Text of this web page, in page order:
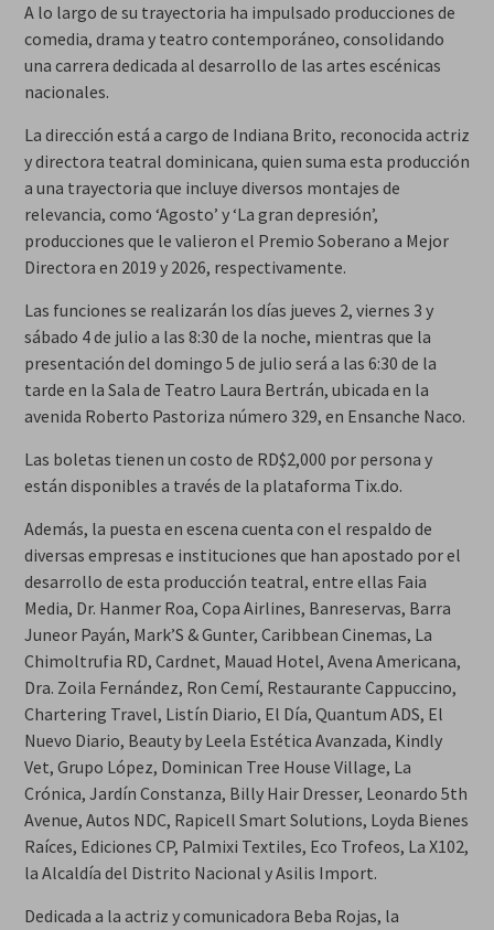
A lo largo de su trayectoria ha impulsado producciones de
comedia, drama y teatro contemporáneo, consolidando
una carrera dedicada al desarrollo de las artes escénicas
nacionales.
La dirección está a cargo de Indiana Brito, reconocida actriz
y directora teatral dominicana, quien suma esta producción
a una trayectoria que incluye diversos montajes de
relevancia, como ‘Agosto’ y ‘La gran depresión’,
producciones que le valieron el Premio Soberano a Mejor
Directora en 2019 y 2026, respectivamente.
Las funciones se realizarán los días jueves 2, viernes 3 y
sábado 4 de julio a las 8:30 de la noche, mientras que la
presentación del domingo 5 de julio será a las 6:30 de la
tarde en la Sala de Teatro Laura Bertrán, ubicada en la
avenida Roberto Pastoriza número 329, en Ensanche Naco.
Las boletas tienen un costo de RD$2,000 por persona y
están disponibles a través de la plataforma Tix.do.
Además, la puesta en escena cuenta con el respaldo de
diversas empresas e instituciones que han apostado por el
desarrollo de esta producción teatral, entre ellas Faia
Media, Dr. Hanmer Roa, Copa Airlines, Banreservas, Barra
Juneor Payán, Mark’S & Gunter, Caribbean Cinemas, La
Chimoltrufia RD, Cardnet, Mauad Hotel, Avena Americana,
Dra. Zoila Fernández, Ron Cemí, Restaurante Cappuccino,
Chartering Travel, Listín Diario, El Día, Quantum ADS, El
Nuevo Diario, Beauty by Leela Estética Avanzada, Kindly
Vet, Grupo López, Dominican Tree House Village, La
Crónica, Jardín Constanza, Billy Hair Dresser, Leonardo 5th
Avenue, Autos NDC, Rapicell Smart Solutions, Loyda Bienes
Raíces, Ediciones CP, Palmixi Textiles, Eco Trofeos, La X102,
la Alcaldía del Distrito Nacional y Asilis Import.
Dedicada a la actriz y comunicadora Beba Rojas, la